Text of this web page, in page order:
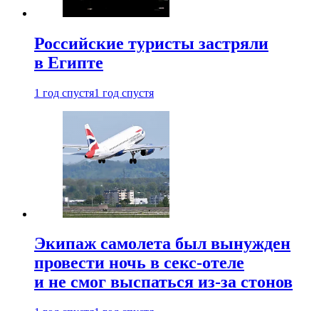
Российские туристы застряли
в Египте
1 год спустя1 год спустя
Экипаж самолета был вынужден
провести ночь в секс-отеле
и не смог выспаться из-за стонов